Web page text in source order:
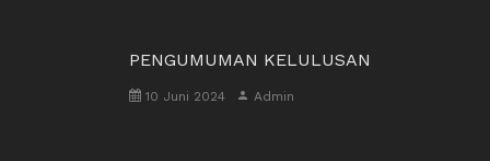
PENGUMUMAN KELULUSAN
10 Juni 2024 Admin